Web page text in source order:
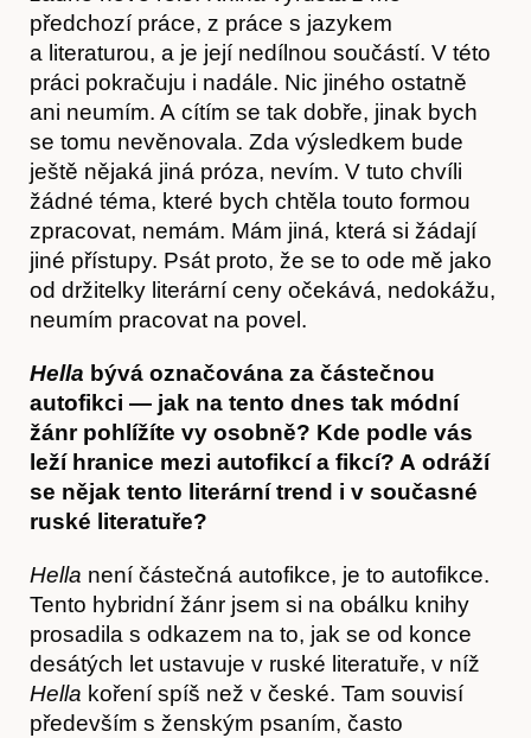
Články
předchozí práce, z práce s jazykem
a literaturou, a je její nedílnou součástí. V této
práci pokračuju i nadále. Nic jiného ostatně
ani neumím. A cítím se tak dobře, jinak bych
se tomu nevěnovala. Zda výsledkem bude
ještě nějaká jiná próza, nevím. V tuto chvíli
žádné téma, které bych chtěla touto formou
zpracovat, nemám. Mám jiná, která si žádají
jiné přístupy. Psát proto, že se to ode mě jako
od držitelky literární ceny očekává, nedokážu,
neumím pracovat na povel.
Hella bývá označována za částečnou
autofikci — jak na tento dnes tak módní
žánr pohlížíte vy osobně? Kde podle vás
leží hranice mezi autofikcí a fikcí? A odráží
se nějak tento literární trend i v současné
ruské literatuře?
Hella není částečná autofikce, je to autofikce.
Tento hybridní žánr jsem si na obálku knihy
prosadila s odkazem na to, jak se od konce
desátých let ustavuje v ruské literatuře, v níž
Hella koření spíš než v české. Tam souvisí
především s ženským psaním, často